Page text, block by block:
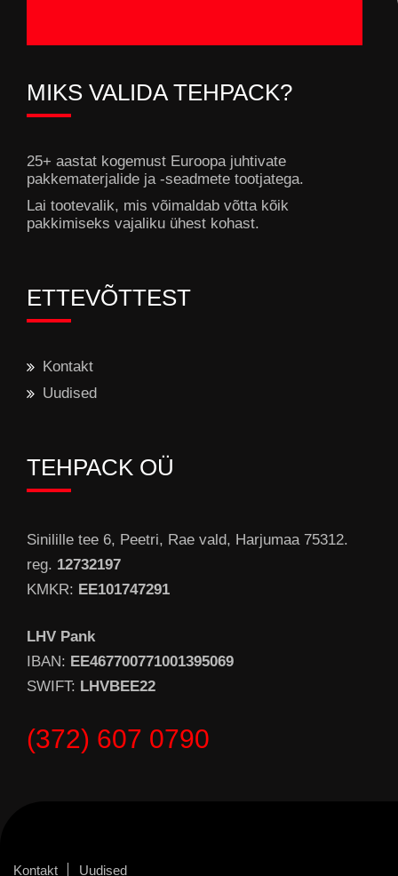
MIKS VALIDA TEHPACK?
25+ aastat kogemust Euroopa juhtivate
pakkematerjalide ja -seadmete tootjatega.
Lai tootevalik, mis võimaldab võtta kõik
pakkimiseks vajaliku ühest kohast.
ETTEVÕTTEST
Kontakt
Uudised
TEHPACK OÜ
Sinilille tee 6, Peetri, Rae vald, Harjumaa 75312.
reg. 12732197
KMKR: EE101747291
LHV Pank
IBAN: EE467700771001395069
SWIFT: LHVBEE22
(372) 607 0790
Kontakt Uudised